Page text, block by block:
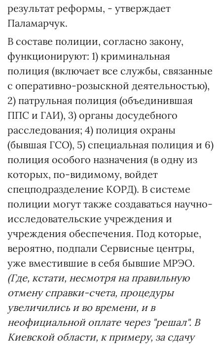
результат реформы, - утверждает
Паламарчук.
В составе полиции, согласно закону,
функционируют: 1) криминальная
полиция (включает все службы, связанные
с оперативно-розыскной деятельностью),
2) патрульная полиция (объединившая
ППС и ГАИ), 3) органы досудебного
расследования; 4) полиция охраны
(бывшая ГСО), 5) специальная полиция и 6)
полиция особого назначения (в одну из
которых, по-видимому, войдет
спецподразделение КОРД). В системе
полиции могут также создаваться научно-
исследовательские учреждения и
учреждения обеспечения. Под которые,
вероятно, подпали Сервисные центры,
уже вместившие в себя бывшие МРЭО.
(Где, кстати, несмотря на правильную
отмену справки-счета, процедуры
увеличились и во времени, и в
неофициальной оплате через "решал". В
Киевской области, к примеру, за сдачу